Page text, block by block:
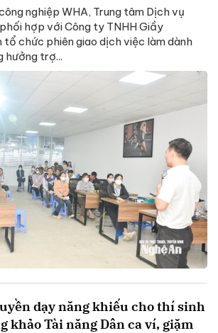
nghiệp WHA, Trung tâm Dịch vụ
hợp với Công ty TNHH Giầy
tổ chức phiên giao dịch việc làm dành
hưởng trợ...
dạy năng khiếu cho thí sinh
khảo Tài năng Dân ca ví, giặm